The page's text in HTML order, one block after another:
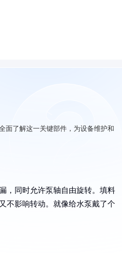
面了解这一关键部件，为设备维护和
，同时允许泵轴自由旋转。填料
不影响转动。就像给水泵戴了个